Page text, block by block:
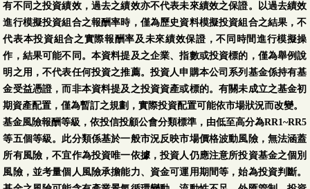
有不同之投資績效，過去之績效亦不代表未來績效之保證。以過去績效
進行模擬投資組合之報酬率時，僅為歷史資料模擬投資組合之結果，不
代表本投資組合之實際報酬率及未來績效保證，不同時間進行模擬操
作，結果可能不同。本資料提及之企業、指數或投資標的，僅為舉例說
明之用，不代表任何投資之推薦。投資人申購本公司系列基金係持有基
金受益憑證，而非本資料提及之投資資產或標的。有關未成立之基金初
期資產配置，僅為暫訂之規劃，實際投資配置可能依市場狀況而改變。
基金風險報酬等級，依投信投顧公會分類標準，由低至高分為RR1~RR5
等五個等級。此分類係基於一般市況反映市場價格波動風險，無法涵蓋
所有風險，不宜作為投資唯一依據，投資人仍應注意所投資基金之個別
風險，並考量個人風險承擔能力、資金可運用期間等，始為投資判斷。